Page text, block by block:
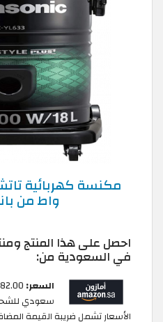
واط من
احصل على هذا المنتج
في السعودية من:
السعر:
سعودي
الأسعار تشمل ضريبة القيمة